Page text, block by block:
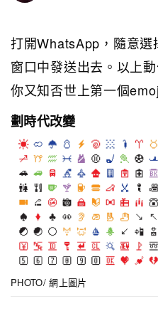
打開WhatsApp，隨意
窗口中發送出去。以上
你又知否世上第一個
劃時代改變
PHOTO/ 網上圖片